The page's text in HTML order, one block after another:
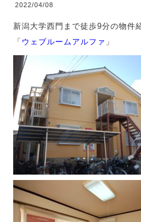
2022/04/08
新潟大学西門まで徒歩9分の物件
「 ウェブルームアルファ 」